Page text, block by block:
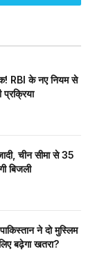
RBI के नए नियम से
चीन सीमा से 35
बिजली
ने दो मुस्लिम
बढ़ेगा खतरा?